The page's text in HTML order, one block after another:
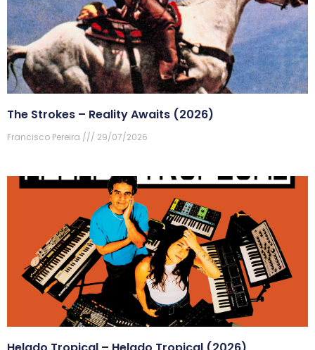
The Strokes – Reality Awaits (2026)
Francisco Pereira 29/07/2026